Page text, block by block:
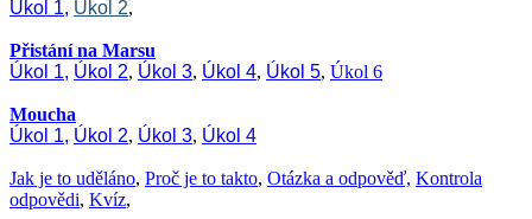
Úkol 1, Úkol 2,
Přistání na Marsu
Úkol 1, Úkol 2, Úkol 3, Úkol 4, Úkol 5, Úkol 6
Moucha
Úkol 1, Úkol 2, Úkol 3, Úkol 4
Jak je to uděláno, Proč je to takto, Otázka a odpověď, Kontrola
odpovědi, Kvíz,